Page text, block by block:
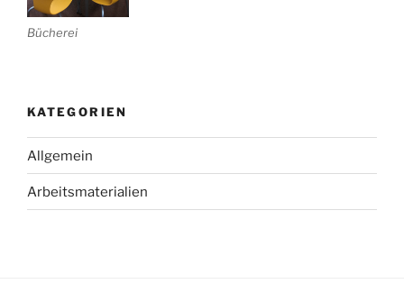
Bücherei
KATEGORIEN
Allgemein
Arbeitsmaterialien